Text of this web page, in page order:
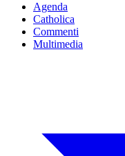
Agenda
Catholica
Commenti
Multimedia